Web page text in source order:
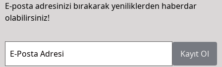
E-posta adresinizi bırakarak yeniliklerden haberdar
olabilirsiniz!
E-Posta Adresi Kayıt Ol